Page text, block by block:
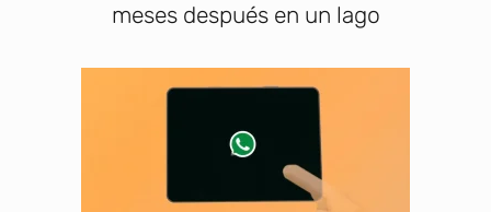
meses después en un lago